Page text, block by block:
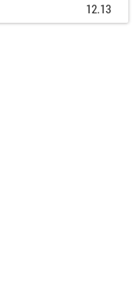
12.13